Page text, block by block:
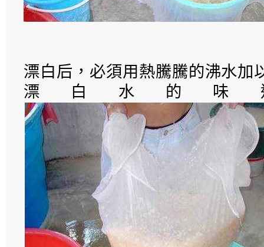
漂白后，必須用熱騰騰的沸水加
漂白水的味